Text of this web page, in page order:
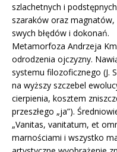
szlachetnych i
szaraków oraz magnatów,
swych błędów i dokonań.
Metamorfoza Andrzeja
odrodzenia ojczyzny.
systemu filozoficznego (J.
na wyższy szczebel
cierpienia, kosztem
przeszłego „ja”).
„Vanitas, vanitatum, et
marnościami i wszystko